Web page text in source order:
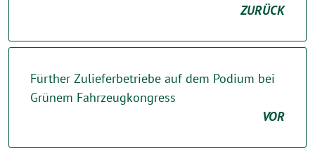
ZURÜCK
Fürther Zulieferbetriebe auf dem Podium bei
Grünem Fahrzeugkongress
VOR